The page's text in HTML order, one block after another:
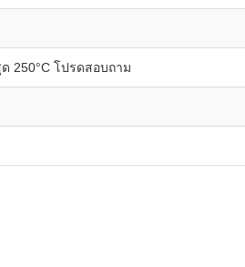
250°C โปรดสอบถาม